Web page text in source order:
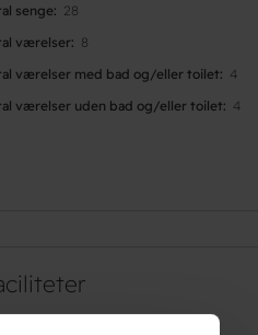
senge
28
værelser
8
værelser med bad og/eller toilet
4
værelser uden bad og/eller toilet
4